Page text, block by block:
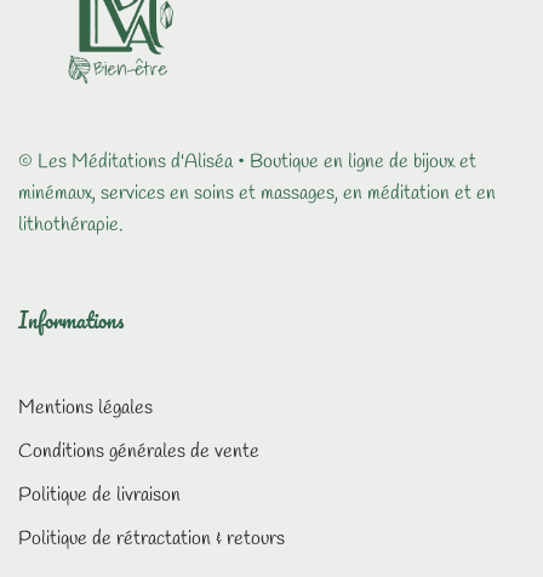
© Les Méditations d'Aliséa • Boutique en ligne de bijoux et
minémaux, services en soins et massages, en méditation et en
lithothérapie.
Informations
Mentions légales
Conditions générales de vente
Politique de livraison
Politique de rétractation & retours